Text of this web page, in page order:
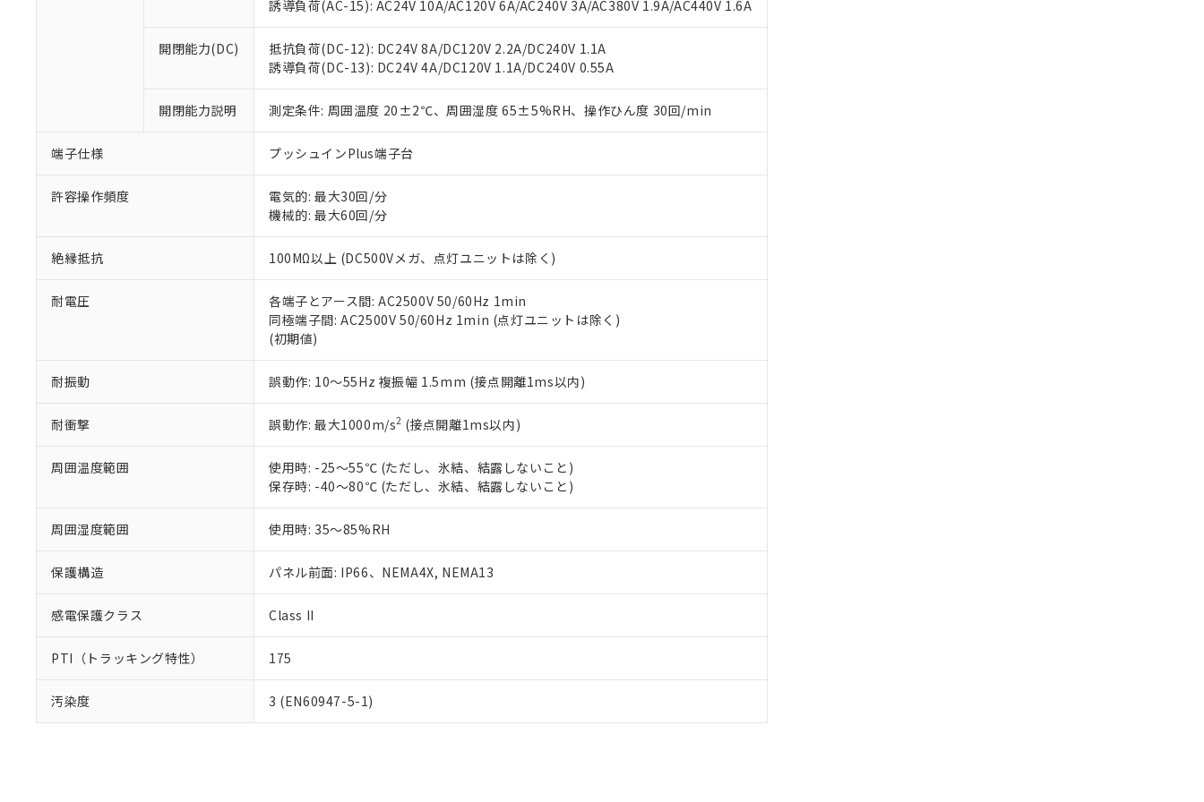
誘導負荷(AC-15): AC24V 10A/AC120V 6A/AC240V 3A/AC380V 1.9A/AC440V 1.6A
開閉能力(DC)
抵抗負荷(DC-12): DC24V 8A/DC120V 2.2A/DC240V 1.1A
誘導負荷(DC-13): DC24V 4A/DC120V 1.1A/DC240V 0.55A
開閉能力説明 測定条件: 周囲温度 20±2℃、周囲湿度 65±5%RH、操作ひん度 30回/min
端子仕様 プッシュインPlus端子台
許容操作頻度
電気的: 最大30回/分
機械的: 最大60回/分
絶縁抵抗 100MΩ以上 (DC500Vメガ、点灯ユニットは除く)
耐電圧
各端子とアース間: AC2500V 50/60Hz 1min
同極端子間: AC2500V 50/60Hz 1min (点灯ユニットは除く)
(初期値)
耐振動 誤動作: 10～55Hz 複振幅 1.5mm (接点開離1ms以内)
耐衝撃 誤動作: 最大1000m/s2 (接点開離1ms以内)
周囲温度範囲
使用時: -25～55℃ (ただし、氷結、結露しないこと)
保存時: -40～80℃ (ただし、氷結、結露しないこと)
周囲湿度範囲 使用時: 35～85%RH
保護構造 パネル前面: IP66、NEMA4X, NEMA13
感電保護クラス Class II
PTI（トラッキング特性） 175
汚染度 3 (EN60947-5-1)
が、当社の製品・サービスに関するお客様との取引・商談に必要な範囲で利用することをご了承くだ
※当社の共同利用者とは、"個人情報の共同利用に関して"
いる法人を指します。
EU RoHS指令（10物質）の非含有証明書
51物質の非含有証明書（当社基準）
※本証明書は発行日時点で非含有を証明するもので、過去に遡って非含有を証明するものではありません。
また、RoHS指令のフタル酸エステル類４物質の対応では、対応完了までの期間は出荷製品に未対応品が
混在することから備考欄に対応日を記載しておりました。
り割愛しております。
白